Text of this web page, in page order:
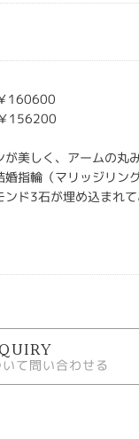
160600
156200
美しく、アームの丸
指輪（マリッジリン
ド3石が埋め込まれ
て問い合わせる